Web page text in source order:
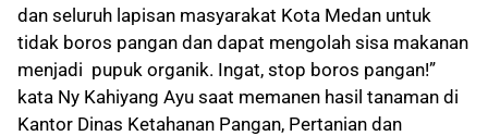
dan seluruh lapisan masyarakat Kota Medan untuk
tidak boros pangan dan dapat mengolah sisa makanan
menjadi pupuk organik. Ingat, stop boros pangan!”
kata Ny Kahiyang Ayu saat memanen hasil tanaman di
Kantor Dinas Ketahanan Pangan, Pertanian dan